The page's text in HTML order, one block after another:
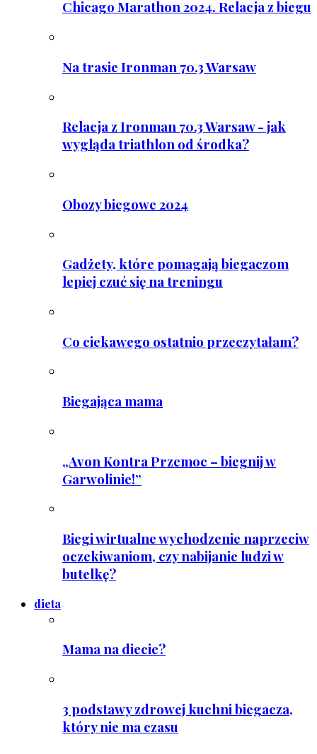
Chicago Marathon 2024. Relacja z biegu
Na trasie Ironman 70.3 Warsaw
Relacja z Ironman 70.3 Warsaw - jak
wygląda triathlon od środka?
Obozy biegowe 2024
Gadżety, które pomagają biegaczom
lepiej czuć się na treningu
Co ciekawego ostatnio przeczytałam?
Biegająca mama
„Avon Kontra Przemoc – biegnij w
Garwolinie!”
Biegi wirtualne wychodzenie naprzeciw
oczekiwaniom, czy nabijanie ludzi w
butelkę?
dieta
Mama na diecie?
3 podstawy zdrowej kuchni biegacza,
który nie ma czasu